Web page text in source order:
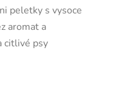
peletky s vysoce
aromat a
citlivé psy